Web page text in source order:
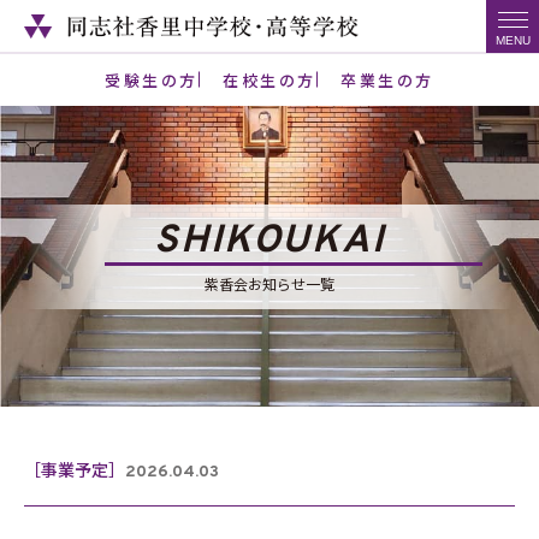
受験生の方 在校生の方 卒業生の方
SHIKOUKAI
紫香会お知らせ一覧
［事業予定］ 2026.04.03